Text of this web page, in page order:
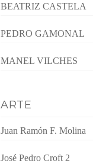
BEATRIZ CASTELA
PEDRO GAMONAL
MANEL VILCHES
ARTE
Juan Ramón F. Molina
José Pedro Croft 2